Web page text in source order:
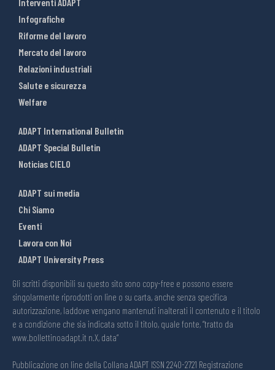
Interventi ADAPT
Infografiche
Riforme del lavoro
Mercato del lavoro
Relazioni industriali
Salute e sicurezza
Welfare
ADAPT International Bulletin
ADAPT Special Bulletin
Noticias CIELO
ADAPT sui media
Chi Siamo
Eventi
Lavora con Noi
ADAPT University Press
Gli scritti disponibili su questo sito sono copy-free e possono essere
singolarmente riprodotti on line o su carta, anche senza specifica
autorizzazione, laddove vengano mantenuti inalterati il contenuto e il titolo
e a condizione che sia indicata sotto il titolo, quale fonte, “tratto da
www.bollettinoadapt.it n.X, data“
Pubblicazione on line della Collana ADAPT ISSN 2240-2721 Registrazione